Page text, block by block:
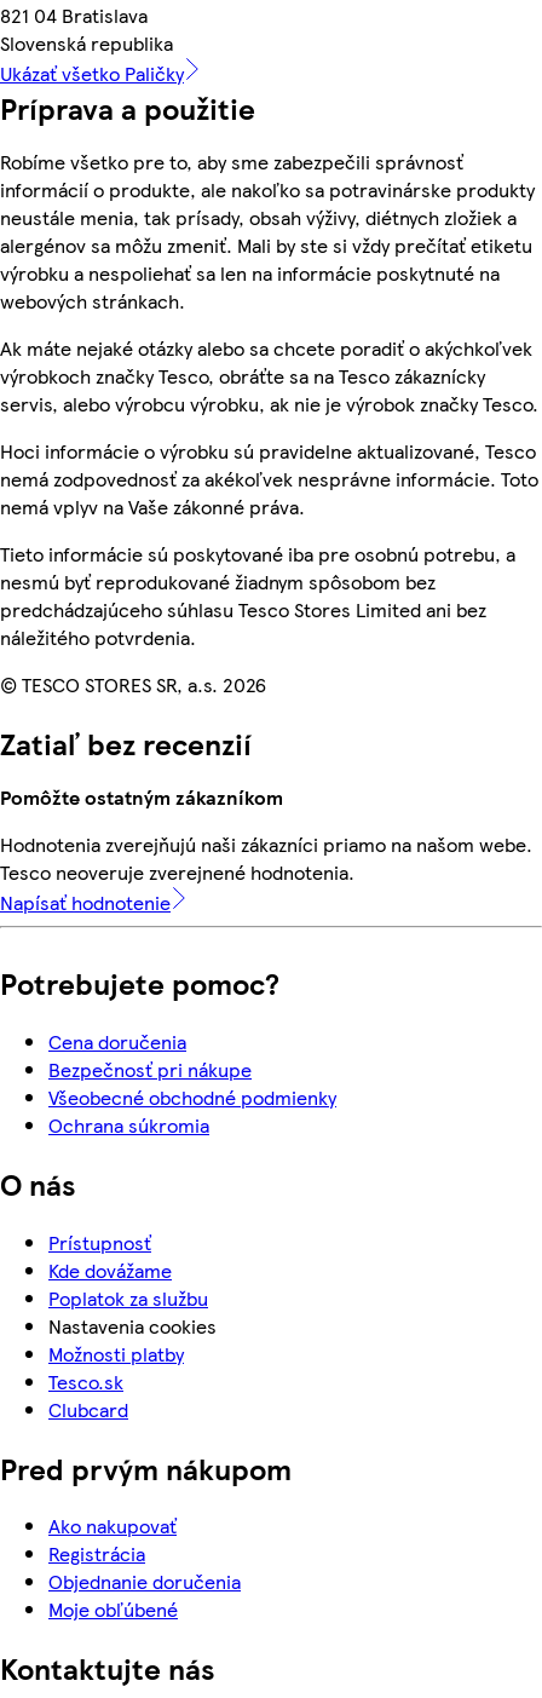
821 04 Bratislava
Slovenská republika
Ukázať všetko Paličky
Príprava a použitie
Robíme všetko pre to, aby sme zabezpečili správnosť
informácií o produkte, ale nakoľko sa potravinárske produkty
neustále menia, tak prísady, obsah výživy, diétnych zložiek a
alergénov sa môžu zmeniť. Mali by ste si vždy prečítať etiketu
výrobku a nespoliehať sa len na informácie poskytnuté na
webových stránkach.
Ak máte nejaké otázky alebo sa chcete poradiť o akýchkoľvek
výrobkoch značky Tesco, obráťte sa na Tesco zákaznícky
servis, alebo výrobcu výrobku, ak nie je výrobok značky Tesco.
Hoci informácie o výrobku sú pravidelne aktualizované, Tesco
nemá zodpovednosť za akékoľvek nesprávne informácie. Toto
nemá vplyv na Vaše zákonné práva.
Tieto informácie sú poskytované iba pre osobnú potrebu, a
nesmú byť reprodukované žiadnym spôsobom bez
predchádzajúceho súhlasu Tesco Stores Limited ani bez
náležitého potvrdenia.
© TESCO STORES SR, a.s. 2026
Zatiaľ bez recenzií
Pomôžte ostatným zákazníkom
Hodnotenia zverejňujú naši zákazníci priamo na našom webe.
Tesco neoveruje zverejnené hodnotenia.
Napísať hodnotenie
Potrebujete pomoc?
Cena doručenia
Bezpečnosť pri nákupe
Všeobecné obchodné podmienky
Ochrana súkromia
O nás
Prístupnosť
Kde dovážame
Poplatok za službu
Nastavenia cookies
Možnosti platby
Tesco.sk
Clubcard
Pred prvým nákupom
Ako nakupovať
Registrácia
Objednanie doručenia
Moje obľúbené
Kontaktujte nás